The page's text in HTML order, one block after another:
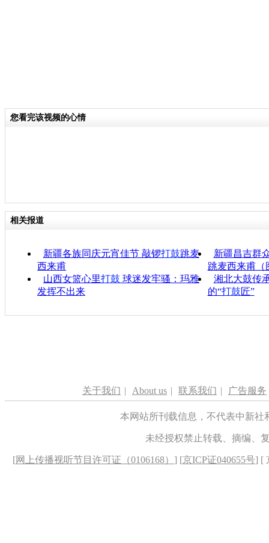
您看完该视频的心情
相关报道
新疆各族同庆元宵佳节 敲锣打鼓跳麦
西来甫
新疆昌吉群
跳麦西来甫（
山西女篮心里打鼓 球迷发牢骚：玛雅
发挥不出来
湘北大鼓传
的“打鼓匠”
关于我们 | About us | 联系我们 | 广告服务
本网站所刊载信息，不代表中新
未经授权禁止转载、摘编、
[网上传播视听节目许可证（0106168） ] [京ICP证040655号] [